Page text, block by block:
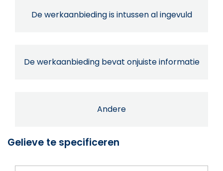
De werkaanbieding is intussen al ingevuld
De werkaanbieding bevat onjuiste informatie
Andere
Gelieve te specificeren